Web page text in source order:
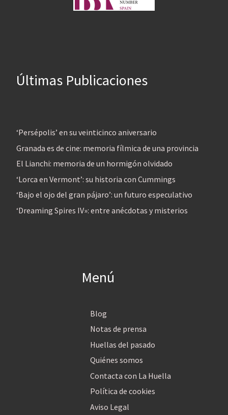
Últimas Publicaciones
‘Persépolis’ en su veinticinco aniversario
Granada es de cine: memoria fílmica de una provincia
El Lianchi: memoria de un hormigón olvidado
‘Lorca en Vermont’: su historia con Cummings
‘Bajo el ojo del gran pájaro’: un futuro especulativo
‘Dreaming Spires IV»: entre anécdotas y misterios
Menú
Blog
Notas de prensa
Huellas del pasado
Quiénes somos
Contacta con La Huella
Política de cookies
Aviso Legal